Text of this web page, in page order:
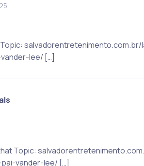
Topic:
lee/ […]
Topic:
vander-lee/ […]